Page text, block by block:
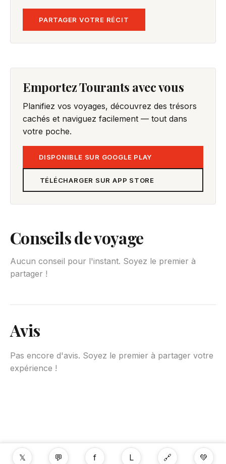
PARTAGER VOTRE RÉCIT
Emportez Tourants avec vous
Planifiez vos voyages, découvrez des trésors
cachés et naviguez facilement — tout dans
votre poche.
DISPONIBLE SUR GOOGLE PLAY
TÉLÉCHARGER SUR APP STORE
Conseils de voyage
Aucun conseil pour l'instant. Soyez le premier à
partager !
Avis
Pas encore d'avis. Soyez le premier à partager votre
expérience !
𝕏 💬 f L 🔗 💚